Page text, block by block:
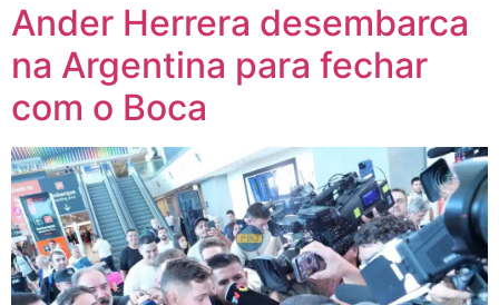
Ander Herrera desembarca
na Argentina para fechar
com o Boca